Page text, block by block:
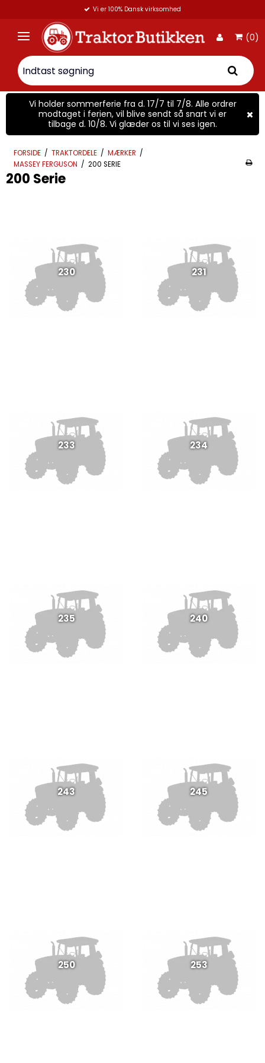
Vi er 100% Dansk virksomhed
(0)
Vi holder sommerferie fra d. 17/7 til 7/8. Alle ordrer
modtaget i ferien, vil blive sendt så snart vi er
tilbage d. 10/8. Vi glæder os til vi ses igen.
FORSIDE / TRAKTORDELE / MÆRKER /
MASSEY FERGUSON / 200 SERIE
200 Serie
230 231
233 234
235 240
243 245
250 253